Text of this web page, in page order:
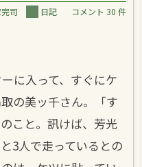
司 日記 コメント 30 件
に入って、すぐにケ
の美ッ千さん。「す
こと。訊けば、芳光
3人で走っているとの